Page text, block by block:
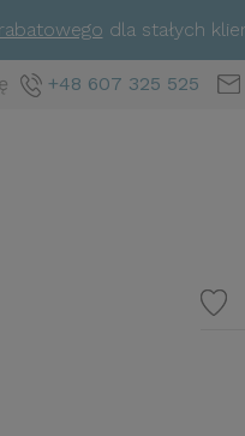
dla stałych
+48 607 325 525